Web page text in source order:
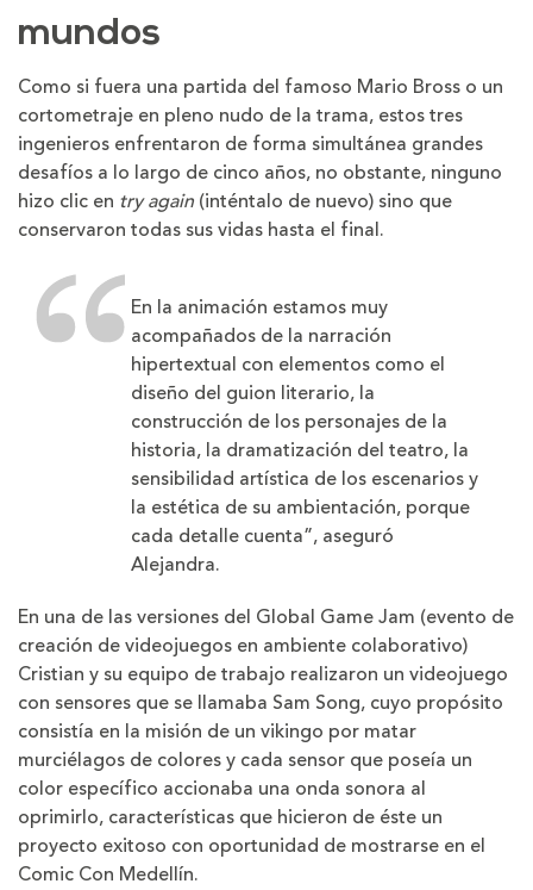
mundos
Como si fuera una partida del famoso Mario Bross o un
cortometraje en pleno nudo de la trama, estos tres
ingenieros enfrentaron de forma simultánea grandes
desafíos a lo largo de cinco años, no obstante, ninguno
hizo clic en try again (inténtalo de nuevo) sino que
conservaron todas sus vidas hasta el final.
En la animación estamos muy
acompañados de la narración
hipertextual con elementos como el
diseño del guion literario, la
construcción de los personajes de la
historia, la dramatización del teatro, la
sensibilidad artística de los escenarios y
la estética de su ambientación, porque
cada detalle cuenta”, aseguró
Alejandra.
En una de las versiones del Global Game Jam (evento de
creación de videojuegos en ambiente colaborativo)
Cristian y su equipo de trabajo realizaron un videojuego
con sensores que se llamaba Sam Song, cuyo propósito
consistía en la misión de un vikingo por matar
murciélagos de colores y cada sensor que poseía un
color específico accionaba una onda sonora al
oprimirlo, características que hicieron de éste un
proyecto exitoso con oportunidad de mostrarse en el
Comic Con Medellín.